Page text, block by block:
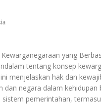
yang
tentang konsep
menjelaskan hak dan
negara dalam kehidupan
pemerintahan,